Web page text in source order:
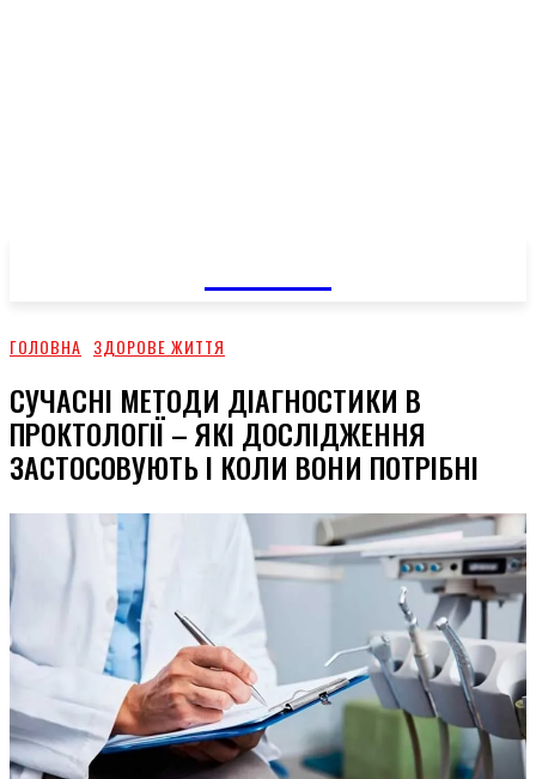
ГОЛОВНА ЗДОРОВЕ ЖИТТЯ
СУЧАСНІ МЕТОДИ ДІАГНОСТИКИ В
ПРОКТОЛОГІЇ – ЯКІ ДОСЛІДЖЕННЯ
ЗАСТОСОВУЮТЬ І КОЛИ ВОНИ ПОТРІБНІ